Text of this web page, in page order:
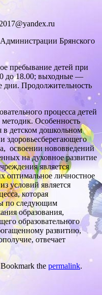
Брянского
пребывание детей при
до 18.00; выходные —
дни. Продолжительность
процесса детей
Особенность
в детском дошкольном
здоровьесберегающего
освоении нововведений
на духовное развитие
является
оптимальное личностное
условий является
которая
по следующим
образования,
образовательного
развитию,
отвечает
the permalink.